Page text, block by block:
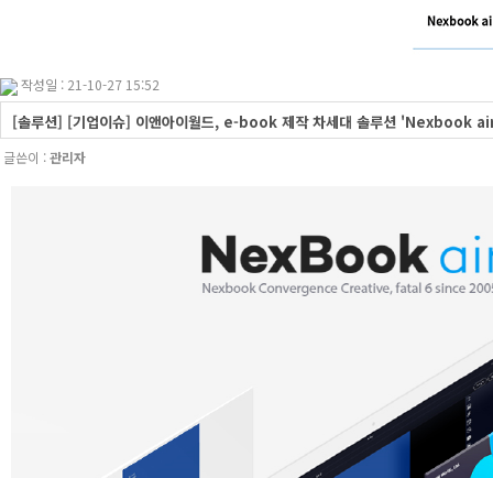
작성일 : 21-10-27 15:52
[솔루션] [기업이슈] 이앤아이월드, e-book 제작 차세대 솔루션 'Nexbook
글쓴이 :관리자